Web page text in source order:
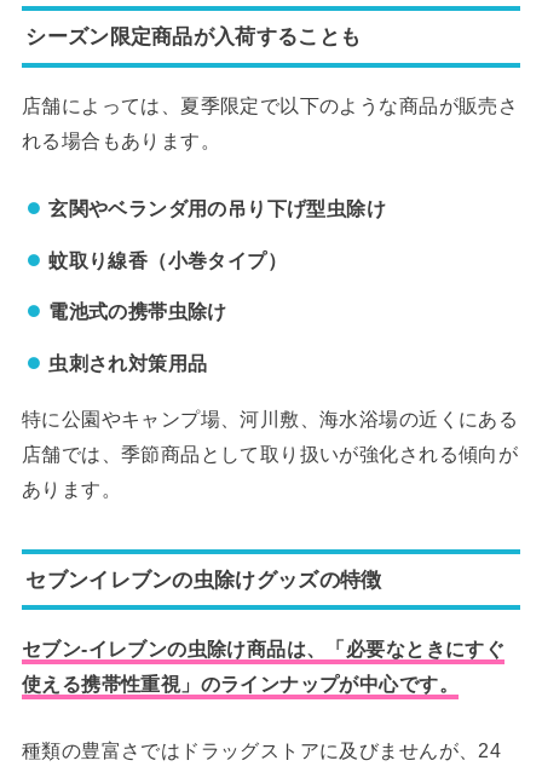
シーズン限定商品が入荷することも
店舗によっては、夏季限定で以下のような商品が販売さ
れる場合もあります。
玄関やベランダ用の吊り下げ型虫除け
蚊取り線香（小巻タイプ）
電池式の携帯虫除け
虫刺され対策用品
特に公園やキャンプ場、河川敷、海水浴場の近くにある
店舗では、季節商品として取り扱いが強化される傾向が
あります。
セブンイレブンの虫除けグッズの特徴
セブン-イレブンの虫除け商品は、「必要なときにすぐ
使える携帯性重視」のラインナップが中心です。
種類の豊富さではドラッグストアに及びませんが、24